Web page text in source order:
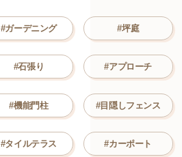
#ガーデニング #坪庭
#石張り #アプローチ
#機能門柱 #目隠しフェンス
#タイルテラス #カーポート